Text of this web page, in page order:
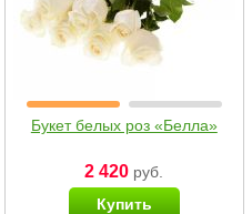
Букет белых роз «Белла»
2 420 руб.
Купить